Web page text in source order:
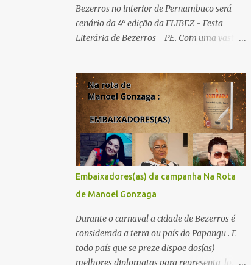
Bezerros no interior de Pernambuco será
cenário da 4ª edição da FLIBEZ - Festa
Literária de Bezerros - PE. Com uma vasta
saraus poéticos, atividades recreativas e
culturais. Tema: Em tudo há poesia
Homenageados: Escritor Dr. Alex Brito e
Poeta Severino Pedro PAINÉIS LITERÁRIOS:
1º painel- 02/05/25 - 9h: Tema: Em Tudo
Há Poesia - Mediador: Severino Pedro e
convidados - Acesse aqui para se inscrever
2º painel- 02/05/25 - 10h30: Tema: Saúde
Mental e Poesia - Mediador: Pierre Pessôa
Convidados: Cristina Silva e Diogo Pessôa -
Acesse aqui para se inscrever 3º painel-
02/05/25 - 14h30: Tema: A poesia que
Encanta e Conta Histórias - Mediador:
Embaixadores(as) da campanha Na Rota
de Manoel Gonzaga
Durante o carnaval a cidade de Bezerros é
considerada a terra ou país do Papangu . E
todo país que se preze dispõe dos(as)
melhores diplomatas para representa-lo.